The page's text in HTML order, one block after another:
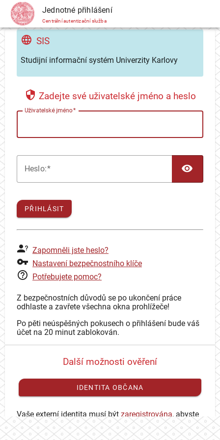
CAS Jednotné přihlášení
Centrální autentizační služba
SIS
Studijní informační systém Univerzity Karlovy
Zadejte své uživatelské jméno a heslo
Uživatelské jméno
Heslo:
PŘIHLÁSIT
Zapomněli jste heslo?
Nastavení bezpečnostního klíče
Potřebujete pomoc?
Z bezpečnostních důvodů se po ukončení práce
odhlaste a zavřete všechna okna prohlížeče!
Po pěti neúspěšných pokusech o přihlášení bude váš
účet na 20 minut zablokován.
Další možnosti ověření
IDENTITA OBČANA
Vaše externí identita musí být zaregistrována, abyste
se mohli přihlásit ke svému CAS účtu.